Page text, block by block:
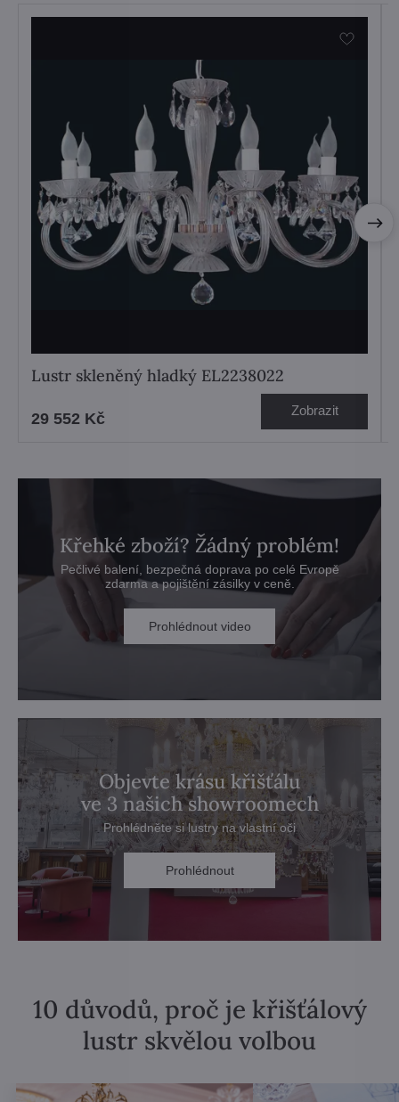
Lustr skleněný hladký EL2238022
29 552 Kč Zobrazit
Křehké zboží? Žádný problém!
Pečlivé balení, bezpečná doprava po celé Evropě
zdarma a pojištění zásilky v ceně.
Prohlédnout video
Objevte krásu křišťálu
ve 3 našich showroomech
Prohlédněte si lustry na vlastní oči
Prohlédnout
10 důvodů, proč je křišťálový
lustr skvělou volbou